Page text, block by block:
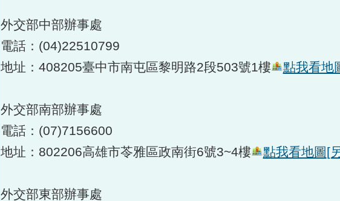
外交部中部辦事處
電話：(04)22510799
地址：408205臺中市南屯區黎明路2段503號1樓
點我看地
外交部南部辦事處
電話：(07)7156600
地址：802206高雄市苓雅區政南街6號3~4樓
點我看地圖[
外交部東部辦事處